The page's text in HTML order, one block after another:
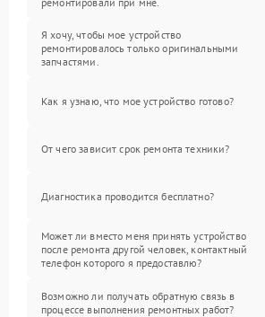
Я хочу, чтобы мое устройство
ремонтировалось только оригинальными
запчастями.
Как я узнаю, что мое устройство готово?
От чего зависит срок ремонта техники?
Диагностика проводится бесплатно?
Может ли вместо меня принять устройство
после ремонта другой человек, контактный
телефон которого я предоставлю?
Возможно ли получать обратную связь в
процессе выполнения ремонтных работ?